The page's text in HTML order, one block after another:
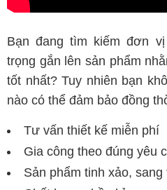
Bạn đang tìm kiếm đơn
trọng gắn lên sản phẩm
tốt nhất? Tuy nhiên bạn
nào có thể đảm bảo đồng
Tư vấn thiết kế miễn phí
Gia công theo đúng yêu
Sản phẩm tinh xảo, sang